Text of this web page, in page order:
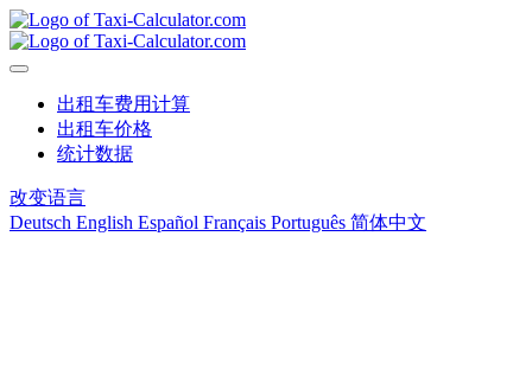
出租车费用计算
出租车价格
统计数据
改变语言
Deutsch English Español Français Português 简体中文